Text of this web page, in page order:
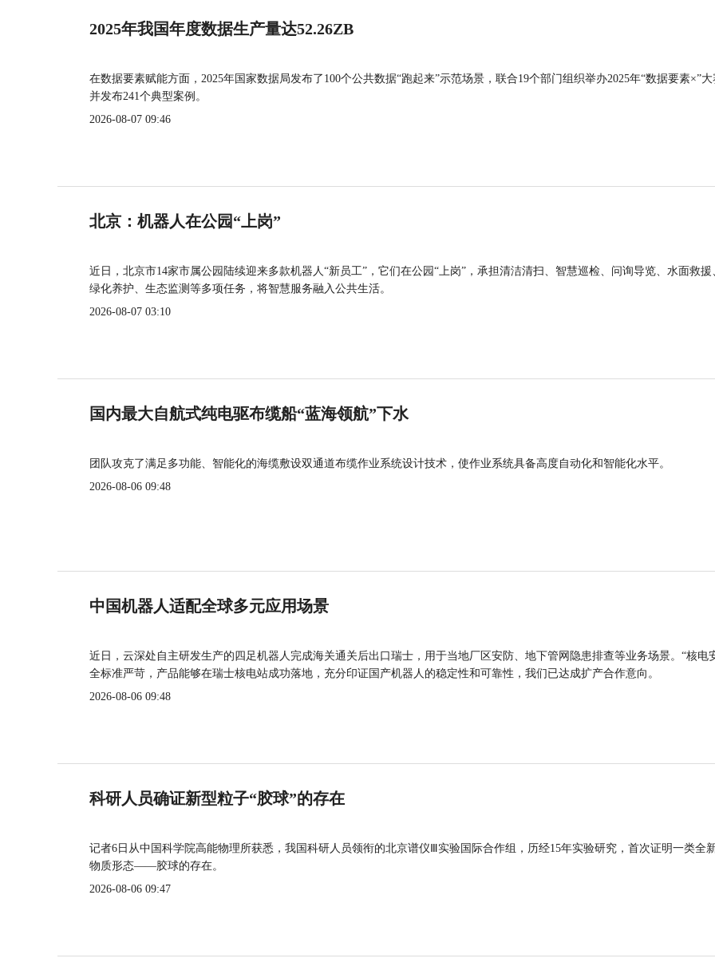
2025年我国年度数据生产量达52.26ZB
在数据要素赋能方面，2025年国家数据局发布了100个公共数据“跑起来”示范场景，联合19个部门组织举办2025年“数据要素×”大
并发布241个典型案例。
2026-08-07 09:46
北京：机器人在公园“上岗”
近日，北京市14家市属公园陆续迎来多款机器人“新员工”，它们在公园“上岗”，承担清洁清扫、智慧巡检、问询导览、水面救援
绿化养护、生态监测等多项任务，将智慧服务融入公共生活。
2026-08-07 03:10
国内最大自航式纯电驱布缆船“蓝海领航”下水
团队攻克了满足多功能、智能化的海缆敷设双通道布缆作业系统设计技术，使作业系统具备高度自动化和智能化水平。
2026-08-06 09:48
中国机器人适配全球多元应用场景
近日，云深处自主研发生产的四足机器人完成海关通关后出口瑞士，用于当地厂区安防、地下管网隐患排查等业务场景。“核电
全标准严苛，产品能够在瑞士核电站成功落地，充分印证国产机器人的稳定性和可靠性，我们已达成扩产合作意向。
2026-08-06 09:48
科研人员确证新型粒子“胶球”的存在
记者6日从中国科学院高能物理所获悉，我国科研人员领衔的北京谱仪Ⅲ实验国际合作组，历经15年实验研究，首次证明一类全
物质形态——胶球的存在。
2026-08-06 09:47